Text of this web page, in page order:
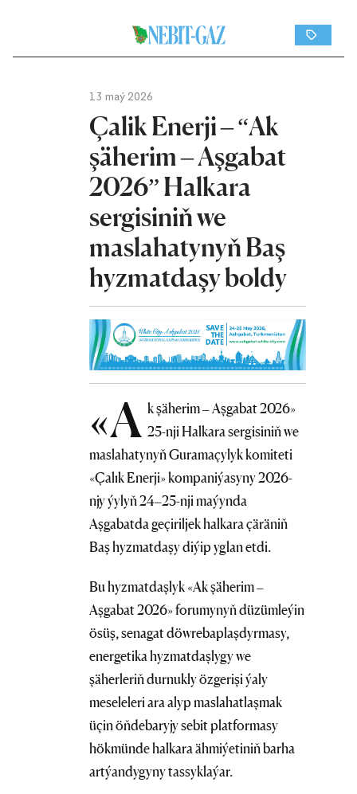
13 maý 2026
Çalik Enerji – “Ak
şäherim – Aşgabat
2026” Halkara
sergisiniň we
maslahatynyň Baş
hyzmatdaşy boldy
«A k şäherim – Aşgabat 2026»
25-nji Halkara sergisiniň we
maslahatynyň Guramaçylyk komiteti
«Çalık Enerji» kompaniýasyny 2026-
njy ýylyň 24–25-nji maýynda
Aşgabatda geçiriljek halkara çäräniň
Baş hyzmatdaşy diýip yglan etdi.
Bu hyzmatdaşlyk «Ak şäherim –
Aşgabat 2026» forumynyň düzümleýin
ösüş, senagat döwrebaplaşdyrmasy,
energetika hyzmatdaşlygy we
şäherleriň durnukly özgerişi ýaly
meseleleri ara alyp maslahatlaşmak
üçin öňdebaryjy sebit platformasy
hökmünde halkara ähmiýetiniň barha
artýandygyny tassyklaýar.